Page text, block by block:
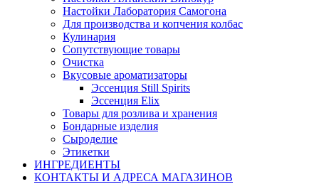
Настойки Лаборатория Самогона
Для производства и копчения колбас
Кулинария
Сопутствующие товары
Очистка
Вкусовые ароматизаторы
Эссенция Still Spirits
Эссенция Elix
Товары для розлива и хранения
Бондарные изделия
Cыроделие
Этикетки
ИНГРЕДИЕНТЫ
КОНТАКТЫ И АДРЕСА МАГАЗИНОВ